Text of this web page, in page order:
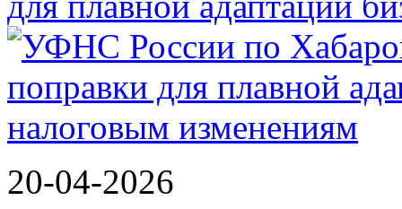
20-04-2026